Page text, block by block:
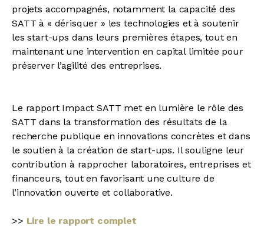
projets accompagnés, notamment la capacité des
SATT à « dérisquer » les technologies et à soutenir
les start-ups dans leurs premières étapes, tout en
maintenant une intervention en capital limitée pour
préserver l’agilité des entreprises.
Le rapport Impact SATT met en lumière le rôle des
SATT dans la transformation des résultats de la
recherche publique en innovations concrètes et dans
le soutien à la création de start-ups. Il souligne leur
contribution à rapprocher laboratoires, entreprises et
financeurs, tout en favorisant une culture de
l’innovation ouverte et collaborative.
>> Lire le rapport complet